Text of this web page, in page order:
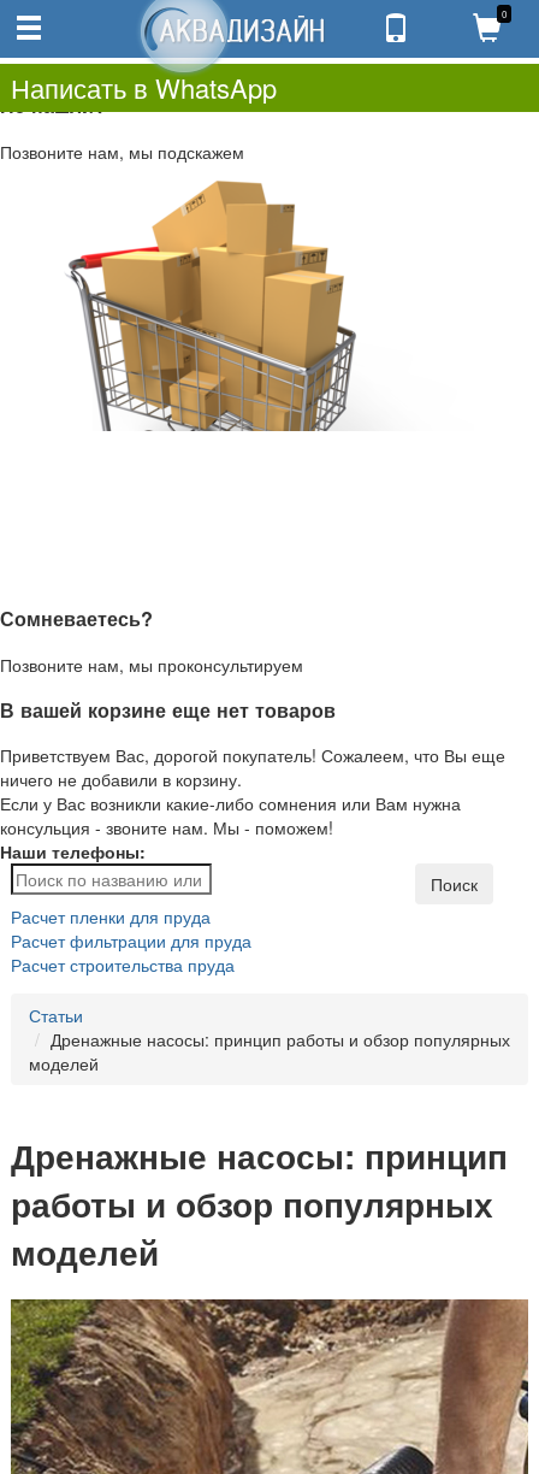
0.00
0
Не нашли?
Позвоните нам, мы подскажем
Сомневаетесь?
Позвоните нам, мы проконсультируем
В вашей корзине еще нет товаров
Приветствуем Вас, дорогой покупатель! Сожалеем, что Вы еще
ничего не добавили в корзину.
Если у Вас возникли какие-либо сомнения или Вам нужна
консульция - звоните нам. Мы - поможем!
Наши телефоны:
0
Написать в WhatsApp
Поиск
Расчет пленки для пруда
Расчет фильтрации для пруда
Расчет строительства пруда
Статьи
Дренажные насосы: принцип работы и обзор популярных
моделей
Дренажные насосы: принцип
работы и обзор популярных
моделей